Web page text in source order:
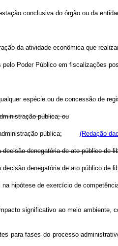
conclusiva do órgão ou da
da atividade econômica que
Poder Público em fiscalizações
espécie ou de concessão de
pública; ou
administração pública; (Redação
denegatória de ato público de
decisão denegatória de ato público
hipótese de exercício de
significativo ao meio ambiente,
para fases do processo